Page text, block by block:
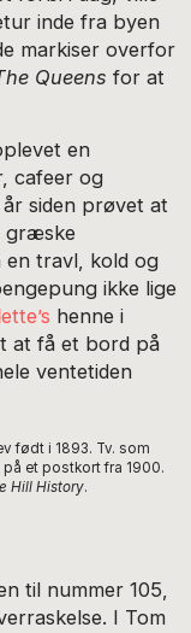
inde fra byen
markiser overfor
Queensfor at
en
cafeer og
siden prøvet at
græske
en travl, kold og
ikke lige
henne i
at få et bord på
ventetiden
født i 1893. Tv. som
et postkort fra 1900.
Hill History.
til nummer 105,
I Tom